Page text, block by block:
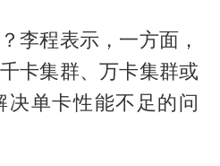
李程表示，一方面，
卡集群、万卡集群或
决单卡性能不足的问